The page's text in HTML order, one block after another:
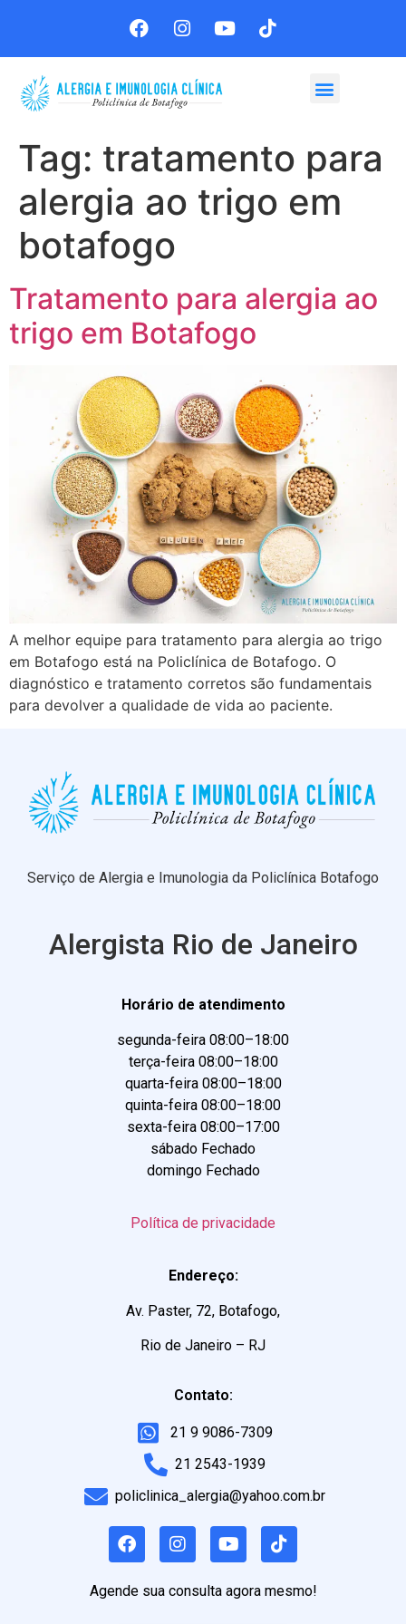
Tag: tratamento para
alergia ao trigo em
botafogo
Tratamento para alergia ao
trigo em Botafogo
A melhor equipe para tratamento para alergia ao trigo
em Botafogo está na Policlínica de Botafogo. O
diagnóstico e tratamento corretos são fundamentais
para devolver a qualidade de vida ao paciente.
Serviço de Alergia e Imunologia da Policlínica Botafogo
Alergista Rio de Janeiro
Horário de atendimento
segunda-feira 08:00–18:00
terça-feira 08:00–18:00
quarta-feira 08:00–18:00
quinta-feira 08:00–18:00
sexta-feira 08:00–17:00
sábado Fechado
domingo Fechado
Política de privacidade
Endereço:
Av. Paster, 72, Botafogo,
Rio de Janeiro – RJ
Contato:
21 9 9086-7309
21 2543-1939
policlinica_alergia@yahoo.com.br
Agende sua consulta agora mesmo!